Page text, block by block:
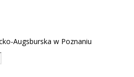
Augsburska w Poznaniu